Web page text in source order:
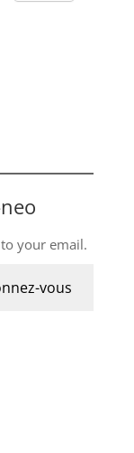
your email.
vous